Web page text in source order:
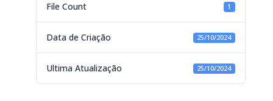
File Count 1
Data de Criação 25/10/2024
Ultima Atualização 25/10/2024